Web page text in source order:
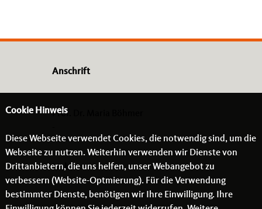
Anschrift
Prof. Dr. Maria Böhmer
- -
Links
Cookie Hinweis
Diese Webseite verwendet Cookies, die notwendig sind, um die
Webseite zu nutzen. Weiterhin verwenden wir Dienste von
Drittanbietern, die uns helfen, unser Webangebot zu
verbessern (Website-Optmierung). Für die Verwendung
bestimmter Dienste, benötigen wir Ihre Einwilligung. Ihre